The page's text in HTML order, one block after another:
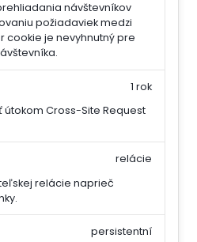
návštevníkov
požiadaviek medzi
cookie je nevyhnutný pre
Cross-Site Request
1 rok
relácie naprieč
relácie
persistentní